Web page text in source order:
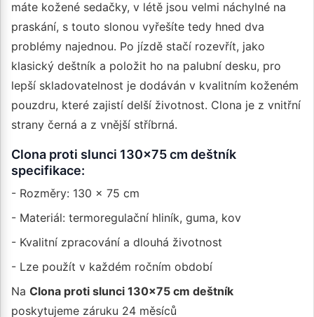
máte kožené sedačky, v létě jsou velmi náchylné na
praskání, s touto slonou vyřešíte tedy hned dva
problémy najednou. Po jízdě stačí rozevřít, jako
klasický deštník a položit ho na palubní desku, pro
lepší skladovatelnost je dodáván v kvalitním koženém
pouzdru, které zajistí delší životnost. Clona je z vnitřní
strany černá a z vnější stříbrná.
Clona proti slunci 130x75 cm deštník
specifikace:
- Rozměry: 130 x 75 cm
- Materiál: termoregulační hliník, guma, kov
- Kvalitní zpracování a dlouhá životnost
- Lze použít v každém ročním období
Na Clona proti slunci 130x75 cm deštník
poskytujeme záruku 24 měsíců